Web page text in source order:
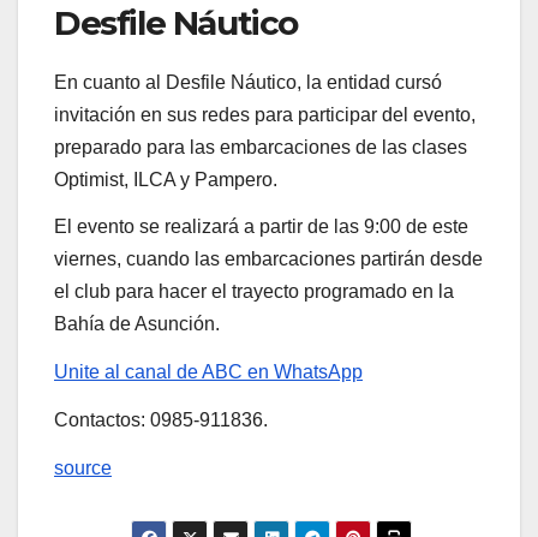
Desfile Náutico
En cuanto al Desfile Náutico, la entidad cursó
invitación en sus redes para participar del evento,
preparado para las embarcaciones de las clases
Optimist, ILCA y Pampero.
El evento se realizará a partir de las 9:00 de este
viernes, cuando las embarcaciones partirán desde
el club para hacer el trayecto programado en la
Bahía de Asunción.
Unite al canal de ABC en WhatsApp
Contactos: 0985-911836.
source